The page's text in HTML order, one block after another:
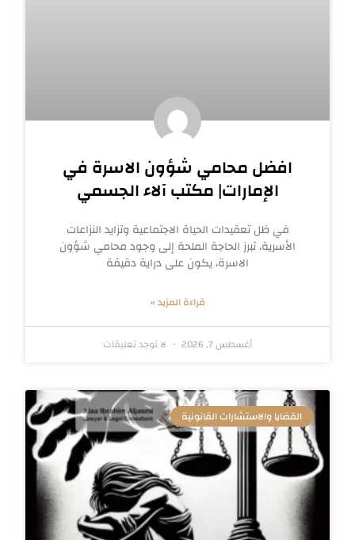
افضل محامي شؤون الاسرة في
الإمارات| مكتب آلاء الجسمي
في ظل تعقيدات الحياة الاجتماعية وتزايد النزاعات
الأسرية، تبرز الحاجة الملحة إلى وجود محامي شؤون
الاسرة، يكون على دراية دقيقة
قراءة المزيد »
أغسطس 7, 2026 لا توجد تعليقات
القضايا والاستشارات القانونية